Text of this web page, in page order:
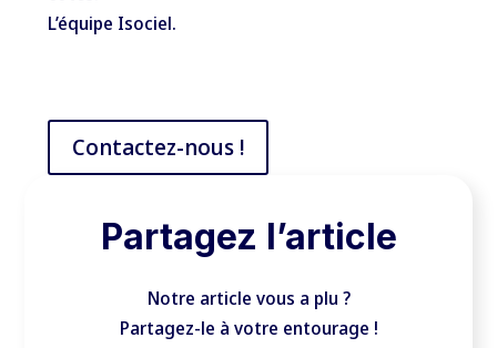
L’équipe Isociel.
Contactez-nous !
Partagez l’article
Notre article vous a plu ?
Partagez-le à votre entourage !